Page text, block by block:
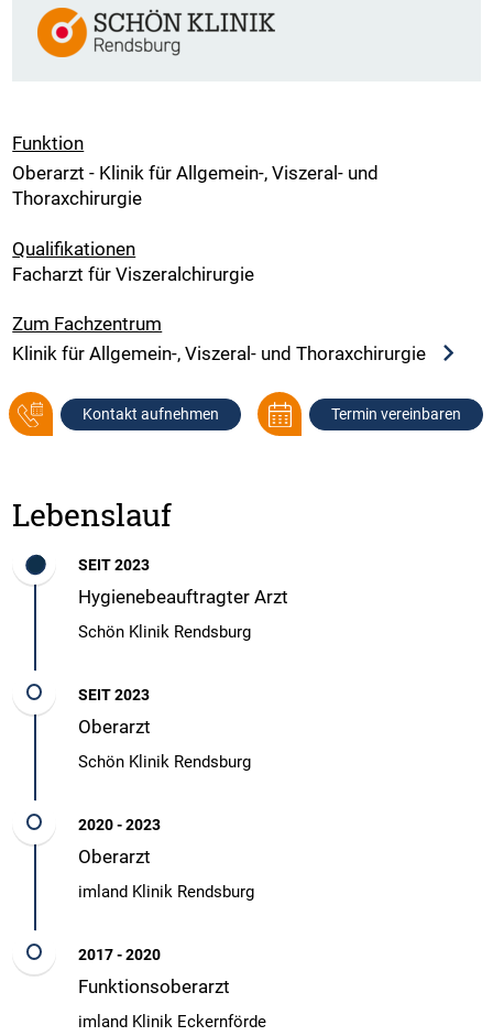
Funktion
Oberarzt - Klinik für Allgemein-, Viszeral- und
Thoraxchirurgie
Qualifikationen
Facharzt für Viszeralchirurgie
Zum Fachzentrum
Klinik für Allgemein-, Viszeral- und Thoraxchirurgie
Kontakt aufnehmen Termin vereinbaren
Lebenslauf
SEIT 2023
Hygienebeauftragter Arzt
Schön Klinik Rendsburg
SEIT 2023
Oberarzt
Schön Klinik Rendsburg
2020 - 2023
Oberarzt
imland Klinik Rendsburg
2017 - 2020
Funktionsoberarzt
imland Klinik Eckernförde